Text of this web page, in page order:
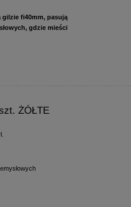
gilzie fi40mm, pasują
gdzie mieści
ŻÓŁTE